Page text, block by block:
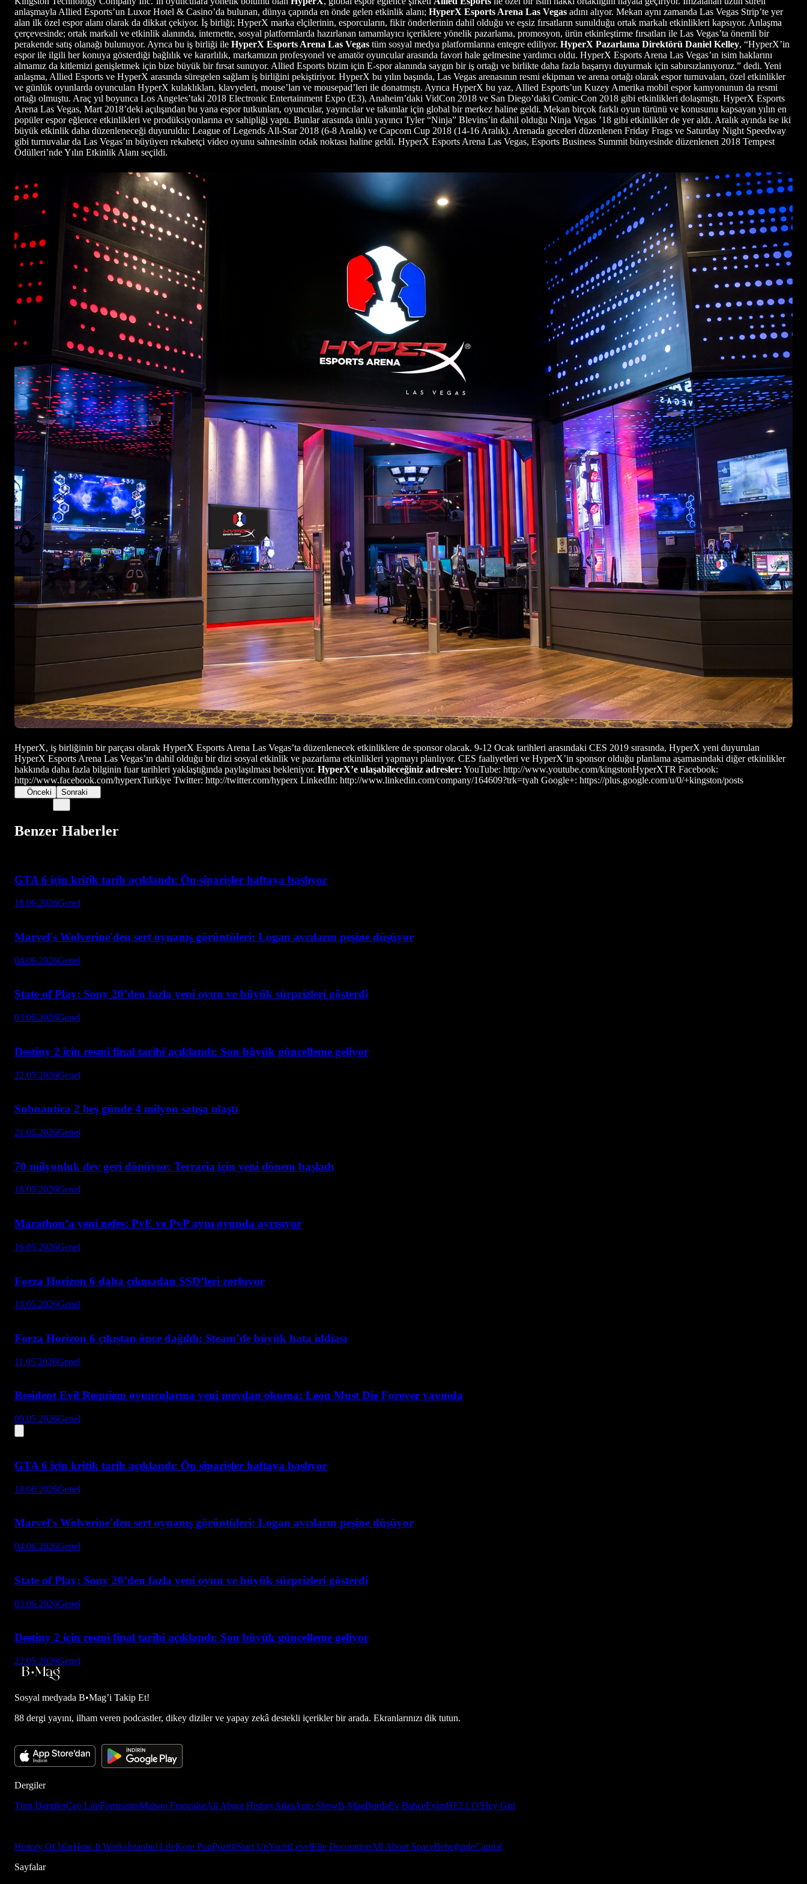
anlaşmayla Allied Esports’un Luxor Hotel & Casino’da bulunan, dünya çapında en önde gelen etkinlik alanı; HyperX Esports Arena Las Vegas adını alıyor. Mekan aynı zamanda Las Vegas Strip’te yer
alan ilk özel espor alanı olarak da dikkat çekiyor. İş birliği; HyperX marka elçilerinin, esporcuların, fikir önderlerinin dahil olduğu ve eşsiz fırsatların sunulduğu ortak markalı etkinlikleri kapsıyor. Anlaşma
çerçevesinde; ortak markalı ve etkinlik alanında, internette, sosyal platformlarda hazırlanan tamamlayıcı içeriklere yönelik pazarlama, promosyon, ürün etkinleştirme fırsatları ile Las Vegas’ta önemli bir
perakende satış olanağı bulunuyor. Ayrıca bu iş birliği ile HyperX Esports Arena Las Vegas tüm sosyal medya platformlarına entegre ediliyor. HyperX Pazarlama Direktörü Daniel Kelley, “HyperX’in
espor ile ilgili her konuya gösterdiği bağlılık ve kararlılık, markamızın profesyonel ve amatör oyuncular arasında favori hale gelmesine yardımcı oldu. HyperX Esports Arena Las Vegas’ın isim haklarını
almamız da kitlemizi genişletmek için bize büyük bir fırsat sunuyor. Allied Esports bizim için E-spor alanında saygın bir iş ortağı ve birlikte daha fazla başarıyı duyurmak için sabırsızlanıyoruz.” dedi. Yeni
anlaşma, Allied Esports ve HyperX arasında süregelen sağlam iş birliğini pekiştiriyor. HyperX bu yılın başında, Las Vegas arenasının resmi ekipman ve arena ortağı olarak espor turnuvaları, özel etkinlikler
ve günlük oyunlarda oyuncuları HyperX kulaklıkları, klavyeleri, mouse’ları ve mousepad’leri ile donatmıştı. Ayrıca HyperX bu yaz, Allied Esports’un Kuzey Amerika mobil espor kamyonunun da resmi
ortağı olmuştu. Araç yıl boyunca Los Angeles’taki 2018 Electronic Entertainment Expo (E3), Anaheim’daki VidCon 2018 ve San Diego’daki Comic-Con 2018 gibi etkinlikleri dolaşmıştı. HyperX Esports
Arena Las Vegas, Mart 2018’deki açılışından bu yana espor tutkunları, oyuncular, yayıncılar ve takımlar için global bir merkez haline geldi. Mekan birçok farklı oyun türünü ve konusunu kapsayan yılın en
popüler espor eğlence etkinlikleri ve prodüksiyonlarına ev sahipliği yaptı. Bunlar arasında ünlü yayıncı Tyler “Ninja” Blevins’in dahil olduğu Ninja Vegas ’18 gibi etkinlikler de yer aldı. Aralık ayında ise iki
büyük etkinlik daha düzenleneceği duyuruldu: League of Legends All-Star 2018 (6-8 Aralık) ve Capcom Cup 2018 (14-16 Aralık). Arenada geceleri düzenlenen Friday Frags ve Saturday Night Speedway
gibi turnuvalar da Las Vegas’ın büyüyen rekabetçi video oyunu sahnesinin odak noktası haline geldi. HyperX Esports Arena Las Vegas, Esports Business Summit bünyesinde düzenlenen 2018 Tempest
Ödülleri’nde Yılın Etkinlik Alanı seçildi.
HyperX, iş birliğinin bir parçası olarak HyperX Esports Arena Las Vegas’ta düzenlenecek etkinliklere de sponsor olacak. 9-12 Ocak tarihleri arasındaki CES 2019 sırasında, HyperX yeni duyurulan
HyperX Esports Arena Las Vegas’ın dahil olduğu bir dizi sosyal etkinlik ve pazarlama etkinlikleri yapmayı planlıyor. CES faaliyetleri ve HyperX’in sponsor olduğu planlama aşamasındaki diğer etkinlikler
hakkında daha fazla bilginin fuar tarihleri yaklaştığında paylaşılması bekleniyor. HyperX’e ulaşabileceğiniz adresler: YouTube: http://www.youtube.com/kingstonHyperXTR Facebook:
http://www.facebook.com/hyperxTurkiye Twitter: http://twitter.com/hyperx LinkedIn: http://www.linkedin.com/company/164609?trk=tyah Google+: https://plus.google.com/u/0/+kingston/posts
Önceki Sonraki
Benzer Haberler
GTA 6 için kritik tarih açıklandı: Ön siparişler haftaya başlıyor
18.06.2026Genel
Marvel's Wolverine'den sert oynanış görüntüleri: Logan avcıların peşine düşüyor
04.06.2026Genel
State of Play: Sony 20’den fazla yeni oyun ve büyük sürprizleri gösterdi
03.06.2026Genel
Destiny 2 için resmi final tarihi açıklandı: Son büyük güncelleme geliyor
22.05.2026Genel
Subnautica 2 beş günde 4 milyon satışa ulaştı
21.05.2026Genel
70 milyonluk dev geri dönüyor: Terraria için yeni dönem başladı
18.05.2026Genel
Marathon’a yeni nefes: PvE ve PvP aynı oyunda ayrışıyor
16.05.2026Genel
Forza Horizon 6 daha çıkmadan SSD’leri zorluyor
13.05.2026Genel
Forza Horizon 6 çıkıştan önce dağıldı: Steam’de büyük hata iddiası
11.05.2026Genel
Resident Evil Requiem oyuncularına yeni meydan okuma: Leon Must Die Forever yayında
09.05.2026Genel
GTA 6 için kritik tarih açıklandı: Ön siparişler haftaya başlıyor
18.06.2026Genel
Marvel's Wolverine'den sert oynanış görüntüleri: Logan avcıların peşine düşüyor
04.06.2026Genel
State of Play: Sony 20’den fazla yeni oyun ve büyük sürprizleri gösterdi
03.06.2026Genel
Destiny 2 için resmi final tarihi açıklandı: Son büyük güncelleme geliyor
22.05.2026Genel
Sosyal medyada B•Mag’i Takip Et!
88 dergi yayını, ilham veren podcastler, dikey diziler ve yapay zekâ destekli içerikler bir arada. Ekranlarınızı dik tutun.
Dergiler
Tüm DergilerCeo LifeFormsanteMaison FrançaiseAll About HistoryAtlasAuto ShowB-MagBurdaEv BahçeEvimHELLO!Hey Girl
History Of WarHow It Worksİstanbul LifeKore PopPozitifStart UpYachtLevelElle DecorationAll About SpaceBebeğimleCapital
Sayfalar